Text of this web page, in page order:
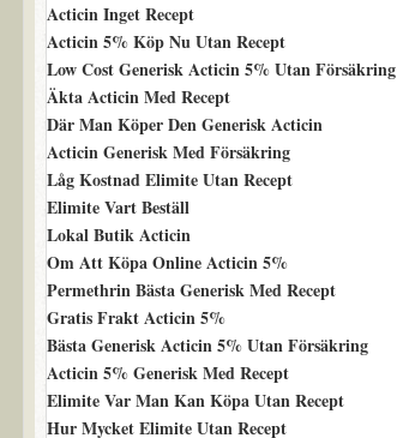
Acticin Inget Recept
Acticin 5% Köp Nu Utan Recept
Low Cost Generisk Acticin 5% Utan Försäkring
Äkta Acticin Med Recept
Där Man Köper Den Generisk Acticin
Acticin Generisk Med Försäkring
Låg Kostnad Elimite Utan Recept
Elimite Vart Beställ
Lokal Butik Acticin
Om Att Köpa Online Acticin 5%
Permethrin Bästa Generisk Med Recept
Gratis Frakt Acticin 5%
Bästa Generisk Acticin 5% Utan Försäkring
Acticin 5% Generisk Med Recept
Elimite Var Man Kan Köpa Utan Recept
Hur Mycket Elimite Utan Recept